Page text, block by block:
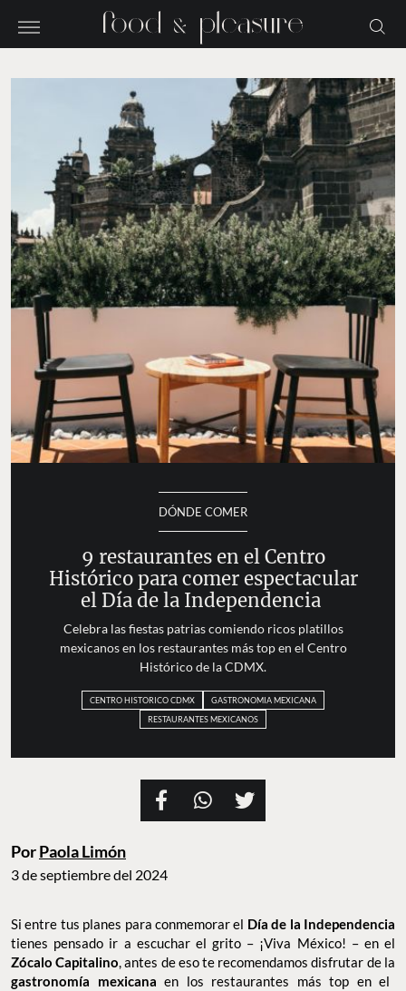
DÓNDE COMER
9 restaurantes en el Centro
Histórico para comer espectacular
el Día de la Independencia
Celebra las fiestas patrias comiendo ricos platillos
mexicanos en los restaurantes más top en el Centro
Histórico de la CDMX.
CENTRO HISTORICO CDMX
GASTRONOMIA MEXICANA
RESTAURANTES MEXICANOS
PorPaola Limón
3 de septiembre del 2024
Si entre tus planes para conmemorar el Día de la Independencia
tienes pensado ir a escuchar el grito – ¡Viva México! – en el
Zócalo Capitalino, antes de eso te recomendamos disfrutar de la
gastronomía mexicanaen los restaurantes más top en el